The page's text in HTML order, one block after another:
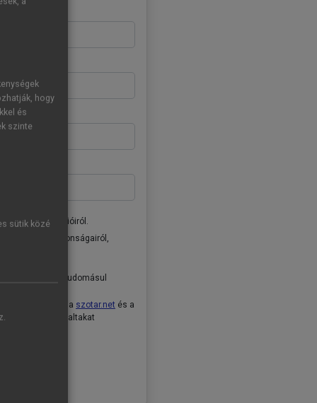
akcióiról.
Kiadó Zrt. újdonságairól,
foglaltakat tudomásul
, valamint a szotar.net és a
foglaltakat
hogy
és
szinte
sütik közé